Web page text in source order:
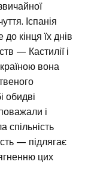
Іспанія
кінця їх днів
— Кастилії і
вона
обидві
і
спільність
— підлягає
цих